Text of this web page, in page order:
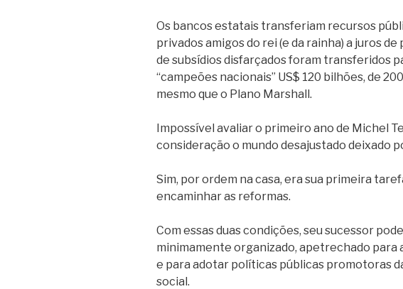
Os bancos estatais transferiam recursos
privados amigos do rei (e da rainha) a juros
de subsídios disfarçados foram transferidos
“campeões nacionais” US$ 120 bilhões, de
mesmo que o Plano Marshall.
Impossível avaliar o primeiro ano de Michel
consideração o mundo desajustado deixado
Sim, por ordem na casa, era sua primeira
encaminhar as reformas.
Com essas duas condições, seu sucessor
minimamente organizado, apetrechado para
e para adotar políticas públicas promotoras
social.